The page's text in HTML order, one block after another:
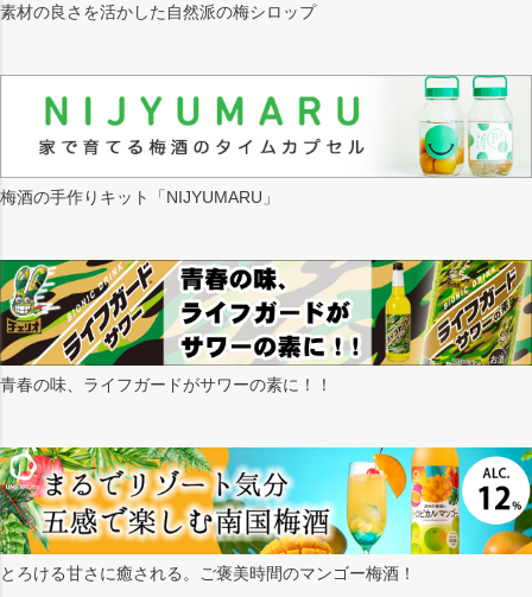
素材の良さを活かした自然派の梅シロップ
梅酒の手作りキット「NIJYUMARU」
青春の味、ライフガードがサワーの素に！！
とろける甘さに癒される。ご褒美時間のマンゴー梅酒！